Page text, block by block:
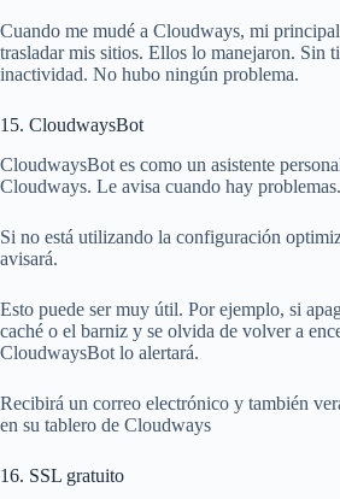
Cuando me mudé a Cloudways, mi
trasladar mis sitios. Ellos lo manejaron. Sin
inactividad. No hubo ningún problema.
15. CloudwaysBot
CloudwaysBot es como un asistente
Cloudways. Le avisa cuando hay problemas.
Si no está utilizando la configuración
avisará.
Esto puede ser muy útil. Por ejemplo, si
caché o el barniz y se olvida de volver a
CloudwaysBot lo alertará.
Recibirá un correo electrónico y también
en su tablero de Cloudways
16. SSL gratuito